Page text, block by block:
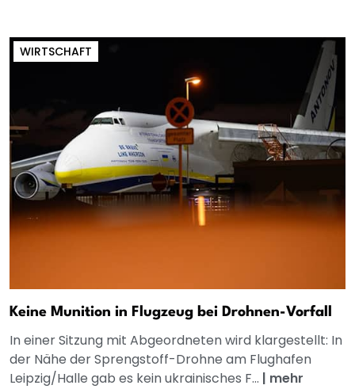
WIRTSCHAFT
Keine Munition in Flugzeug bei Drohnen-Vorfall
In einer Sitzung mit Abgeordneten wird klargestellt: In
der Nähe der Sprengstoff-Drohne am Flughafen
Leipzig/Halle gab es kein ukrainisches F... | mehr